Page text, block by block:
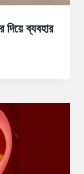
দিয়ে ব্যবহার